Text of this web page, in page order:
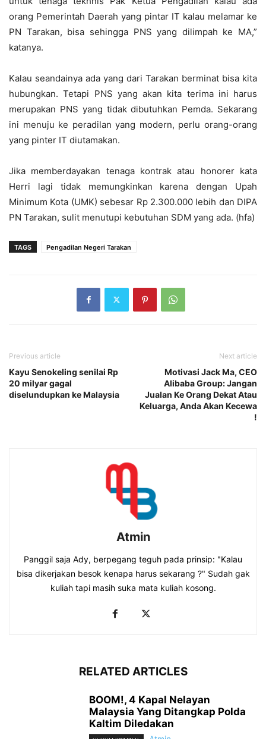
orang Pemerintah Daerah yang pintar IT kalau melamar ke
PN Tarakan, bisa sehingga PNS yang dilimpah ke MA,”
katanya.
Kalau seandainya ada yang dari Tarakan berminat bisa kita
hubungkan. Tetapi PNS yang akan kita terima ini harus
merupakan PNS yang tidak dibutuhkan Pemda. Sekarang
ini menuju ke peradilan yang modern, perlu orang-orang
yang pinter IT diutamakan.
Jika memberdayakan tenaga kontrak atau honorer kata
Herri lagi tidak memungkinkan karena dengan Upah
Minimum Kota (UMK) sebesar Rp 2.300.000 lebih dan DIPA
PN Tarakan, sulit menutupi kebutuhan SDM yang ada. (hfa)
TAGS Pengadilan Negeri Tarakan
Previous article
Kayu Senokeling senilai Rp
20 milyar gagal
diselundupkan ke Malaysia
Next article
Motivasi Jack Ma, CEO
Alibaba Group: Jangan
Jualan Ke Orang Dekat Atau
Keluarga, Anda Akan Kecewa
!
Atmin
Panggil saja Ady, berpegang teguh pada prinsip: "Kalau
bisa dikerjakan besok kenapa harus sekarang ?" Sudah gak
kuliah tapi masih suka mata kuliah kosong.
RELATED ARTICLES
BOOM!, 4 Kapal Nelayan
Malaysia Yang Ditangkap Polda
Kaltim Diledakan